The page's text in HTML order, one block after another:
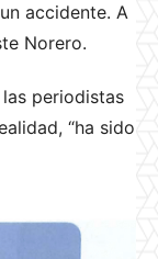
accidente. A
Norero.
periodistas
“ha sido